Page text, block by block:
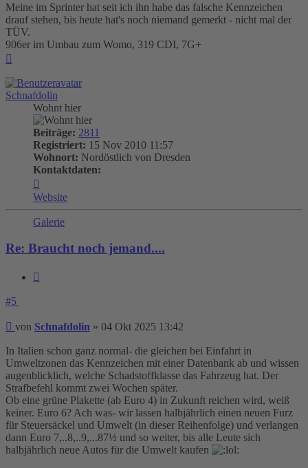
Meine im Sprinter hat seit ich ihn habe das falsche Kennzeichen
drauf stehen, bis heute hat's noch niemand gemerkt - nicht mal der
TÜV.
906er im Umbau zum Womo, 319 CDI, 7G+
Schnafdolin
Wohnt hier
Beiträge: 2811
Registriert: 15 Nov 2010 11:57
Wohnort: Nordöstlich von Dresden
Kontaktdaten:
von
Schnafdolin
Website
Galerie
Re: Braucht noch jemand....
#5
Beitrag
von Schnafdolin » 04 Okt 2025 13:42
In Italien schon ganz normal- die gleichen bei Einfahrt in
Umweltzonen das Kennzeichen mit einer Datenbank ab und wissen
augenblicklich, welche Schadstoffklasse das Fahrzeug hat. Der
Strafbefehl kommt zwei Wochen später.
Ob eine grüne Plakette (ab Euro 4) in Zukunft reichen wird, weiß
keiner. Euro 6? Ach was- wir lassen halbjährlich einen neuen Furz
für Steuersäckel und Umwelt (in dieser Reihenfolge) und verlangen
dann Euro 7,..8,..9,...87½ und so weiter, bis alle Leute sich
halbjährlich neue Autos für die Umwelt kaufen